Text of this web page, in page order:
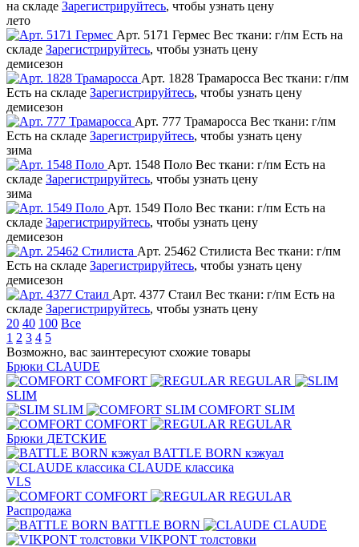
на складе Зарегистрируйтесь, чтобы узнать цену
лето
Арт. 5171 Гермес Вес ткани: г/пм Есть на
складе Зарегистрируйтесь, чтобы узнать цену
демисезон
Арт. 1828 Трамаросса Вес ткани: г/пм
Есть на складе Зарегистрируйтесь, чтобы узнать цену
демисезон
Арт. 777 Трамаросса Вес ткани: г/пм
Есть на складе Зарегистрируйтесь, чтобы узнать цену
зима
Арт. 1548 Поло Вес ткани: г/пм Есть на
складе Зарегистрируйтесь, чтобы узнать цену
зима
Арт. 1549 Поло Вес ткани: г/пм Есть на
складе Зарегистрируйтесь, чтобы узнать цену
демисезон
Арт. 25462 Стилиста Вес ткани: г/пм
Есть на складе Зарегистрируйтесь, чтобы узнать цену
демисезон
Арт. 4377 Стаил Вес ткани: г/пм Есть на
складе Зарегистрируйтесь, чтобы узнать цену
20 40 100 Все
1 2 3 4 5
Возможно, вас заинтересуют схожие товары
Брюки CLAUDE
COMFORT
REGULAR
SLIM
SLIM
COMFORT SLIM
COMFORT
REGULAR
Брюки ДЕТСКИЕ
BATTLE BORN кэжуал
CLAUDE классика
VLS
COMFORT
REGULAR
Распродажа
BATTLE BORN
CLAUDE
VIKPONT толстовки